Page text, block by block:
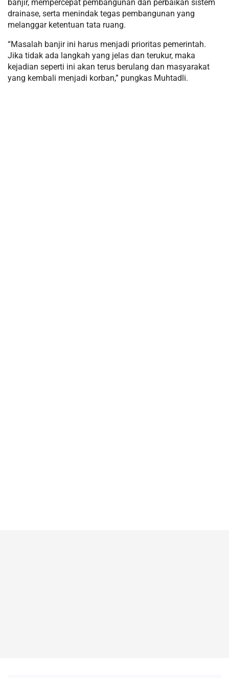
banjir, mempercepat pembangunan dan perbaikan sistem
drainase, serta menindak tegas pembangunan yang
melanggar ketentuan tata ruang.
“Masalah banjir ini harus menjadi prioritas pemerintah.
Jika tidak ada langkah yang jelas dan terukur, maka
kejadian seperti ini akan terus berulang dan masyarakat
yang kembali menjadi korban,” pungkas Muhtadli.